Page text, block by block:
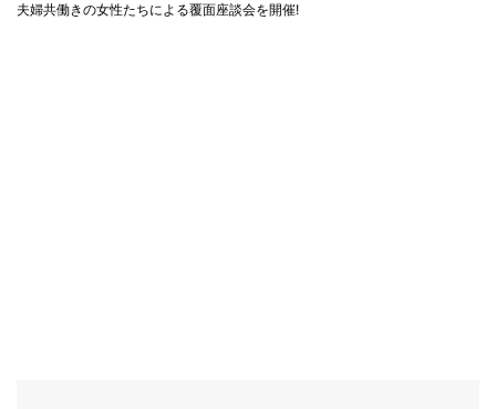
夫婦共働きの女性たちによる覆面座談会を開催!